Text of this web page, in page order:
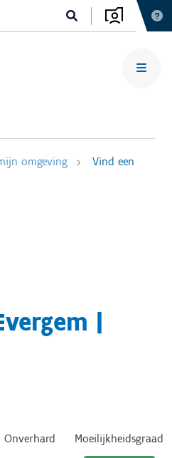
omgeving
Vind een
|
Onverhard Moeilijkheidsgraad